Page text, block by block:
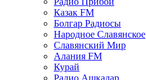
Казак FM
Болгар Радиосы
Народное Славянское
Славянский Мир
Алания FM
Курай
Радио Ашкадар